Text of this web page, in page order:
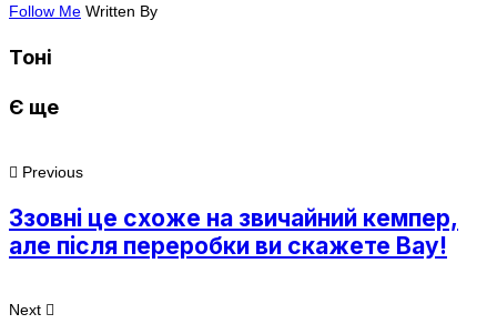
Follow Me Written By
Тоні
Є ще
Previous
Ззовні це схоже на звичайний кемпер,
але після переробки ви скажете Вау!
Next